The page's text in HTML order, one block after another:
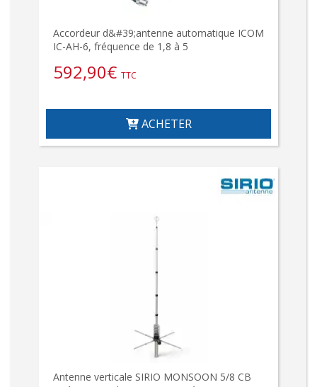
Accordeur d&#39;antenne automatique ICOM
IC-AH-6, fréquence de 1,8 à 5
592,90€ TTC
ACHETER
Antenne verticale SIRIO MONSOON 5/8 CB